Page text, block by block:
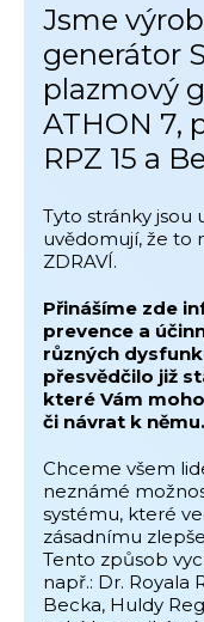
Jsme
generátor
plazmový
ATHON 7,
RPZ 15 a
Tyto stránky jsou
uvědomují, že to
ZDRAVÍ.
Přinášíme zde
prevence a
různých
přesvědčilo již
které Vám
či návrat k němu.
Chceme všem
neznámé
systému, které
zásadnímu
Tento způsob
např.: Dr. Royala
Becka, Huldy